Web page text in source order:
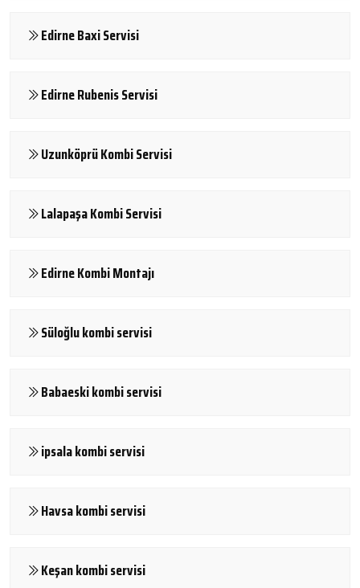
Edirne Baxi Servisi
Edirne Rubenis Servisi
Uzunköprü Kombi Servisi
Lalapaşa Kombi Servisi
Edirne Kombi Montajı
Süloğlu kombi servisi
Babaeski kombi servisi
ipsala kombi servisi
Havsa kombi servisi
Keşan kombi servisi